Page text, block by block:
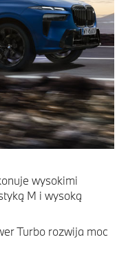
wysokimi
M i wysoką
Turbo rozwija moc